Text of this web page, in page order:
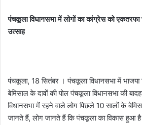
पंचकूला विधानसभा में लोगों का कांग्रेस को एकतरफा
उत्साह
पंचकूला, 18 सितंबर । पंचकूला विधानसभा में
बेमिसाल के दावों की पोल पंचकूला विधानसभा की
विधानसभा में रहने वाले लोग पिछले 10 सालों के
जानते हैं, लोग जानते हैं कि पंचकूला का विकास हुआ है